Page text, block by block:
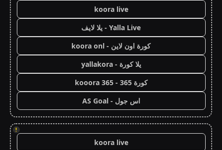
koora live
Yalla Live - يلا لايف
كورة اون لاين - koora onl
يلا كورة - yallakora
كورة 365 - kooora 365
اس جول - AS Goal
!
koora live